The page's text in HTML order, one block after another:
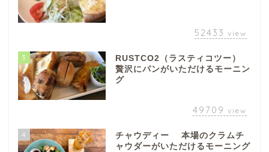
52433 view
3
RUSTCO2（ラスティコツー）
贅沢にパンがいただけるモーニン
グ
49709 view
4
チャウディー 本場のクラムチ
ャウダーがいただけるモーニング
各務原市
山県市